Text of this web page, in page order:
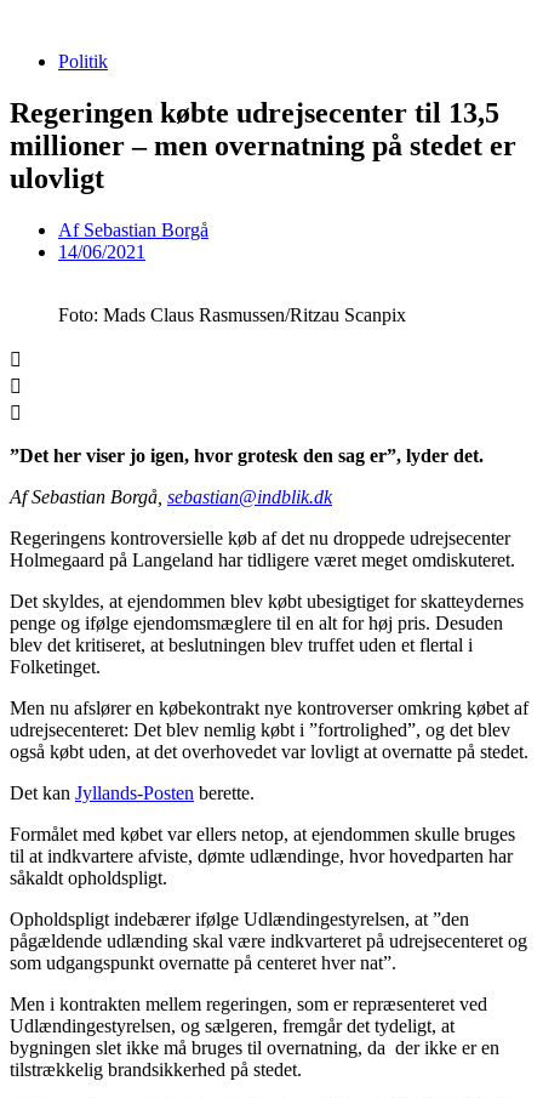
indholdPolitik
Regeringen købte udrejsecenter til 13,5
millioner – men overnatning på stedet er
ulovligt
AfSebastian Borgå
14/06/2021
Foto: Mads Claus Rasmussen/Ritzau Scanpix
”Det her viser jo igen, hvor grotesk den sag er”, lyder det.
Af Sebastian Borgå, sebastian@indblik.dk
Regeringens kontroversielle køb af det nu droppede udrejsecenter
Holmegaard på Langeland har tidligere været meget omdiskuteret.
Det skyldes, at ejendommen blev købt ubesigtiget for skatteydernes
penge og ifølge ejendomsmæglere til en alt for høj pris. Desuden
blev det kritiseret, at beslutningen blev truffet uden et flertal i
Folketinget.
Men nu afslører en købekontrakt nye kontroverser omkring købet af
udrejsecenteret: Det blev nemlig købt i ”fortrolighed”, og det blev
også købt uden, at det overhovedet var lovligt at overnatte på stedet.
Det kan Jyllands-Posten berette.
Formålet med købet var ellers netop, at ejendommen skulle bruges
til at indkvartere afviste, dømte udlændinge, hvor hovedparten har
såkaldt opholdspligt.
Opholdspligt indebærer ifølge Udlændingestyrelsen, at ”den
pågældende udlænding skal være indkvarteret på udrejsecenteret og
som udgangspunkt overnatte på centeret hver nat”.
Men i kontrakten mellem regeringen, som er repræsenteret ved
Udlændingestyrelsen, og sælgeren, fremgår det tydeligt, at
bygningen slet ikke må bruges til overnatning, da der ikke er en
tilstrækkelig brandsikkerhed på stedet.